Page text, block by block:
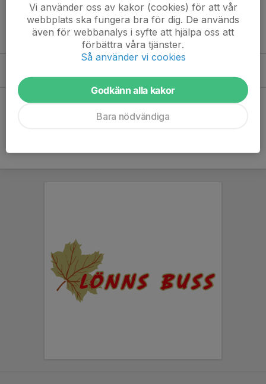
Kommande aktiviteter
10:00-16:00 Skärså
Hela kalendern
Vi använder oss av kakor (cookies) för att vår
webbplats ska fungera bra för dig. De används
även för webbanalys i syfte att hjälpa oss att
förbättra våra tjänster.
Så använder vi cookies
Godkänn alla kakor
Bara nödvändiga